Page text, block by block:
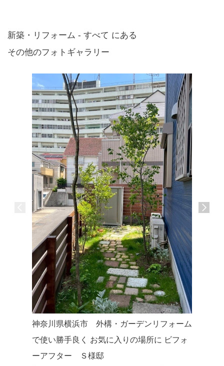
新築・リフォーム - すべて にある
その他のフォトギャラリー
神奈川県横浜市 外構・ガーデンリフォーム
で使い勝手良く お気に入りの場所に ビフォ
ーアフター Ｓ様邸